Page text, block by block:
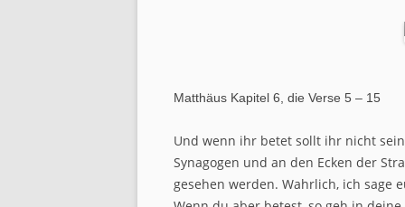
Matthäus Kapitel 6, die Verse 5 – 15
Und wenn ihr betet sollt ihr nicht
Synagogen und an den Ecken der
gesehen werden. Wahrlich, ich sage